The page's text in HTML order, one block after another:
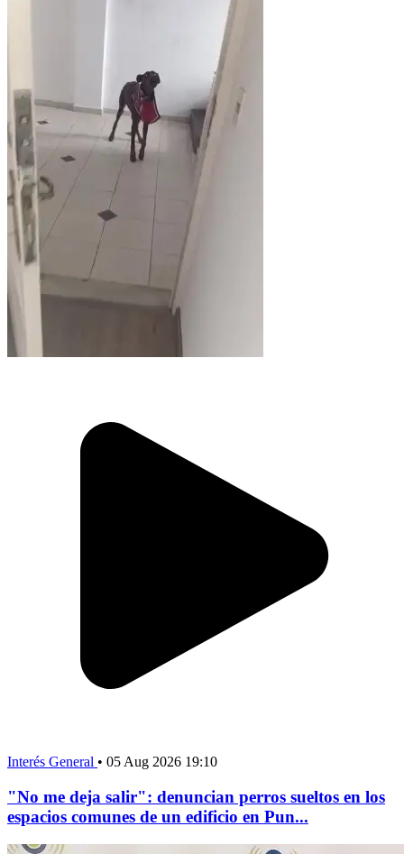
Interés General • 05 Aug 2026 19:10
"No me deja salir": denuncian perros sueltos en los
espacios comunes de un edificio en Pun...